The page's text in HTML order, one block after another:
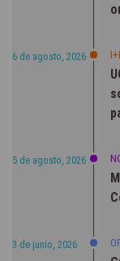
6 de agosto, 2026
5 de agosto, 2026
3 de junio, 2026